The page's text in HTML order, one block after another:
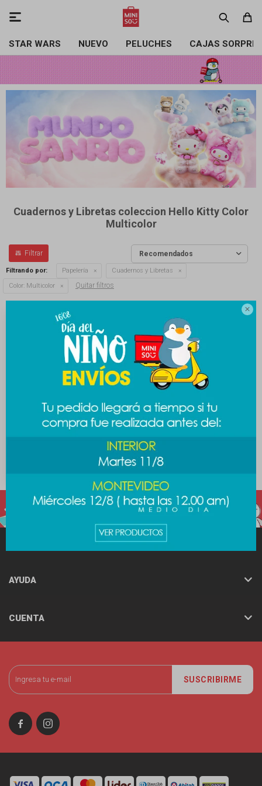

STAR WARS NUEVO PELUCHES CAJAS

Cuadernos y Libretas coleccion Hello Kitty Color
Multicolor
Recomendados
Filtrando por: Papelería
Cuadernos y Libretas
Color: Multicolor Quitar filtros
SUSCRIBIRME
 
AYUDA
CUENTA